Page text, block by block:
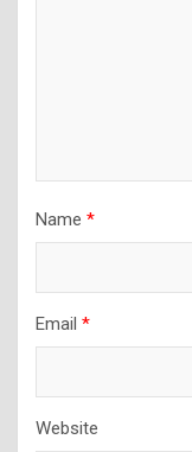
Name *
Email *
Website